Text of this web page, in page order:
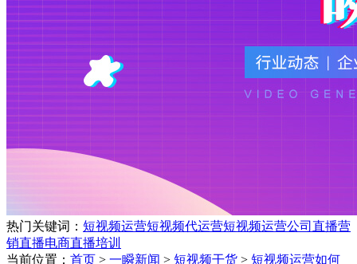
热门关键词： 短视频运营短视频代运营短视频运营公司 直播营
销直播电商直播培训
当前位置： 首页 > 一瞬新闻 > 短视频干货 > 短视频运营如何